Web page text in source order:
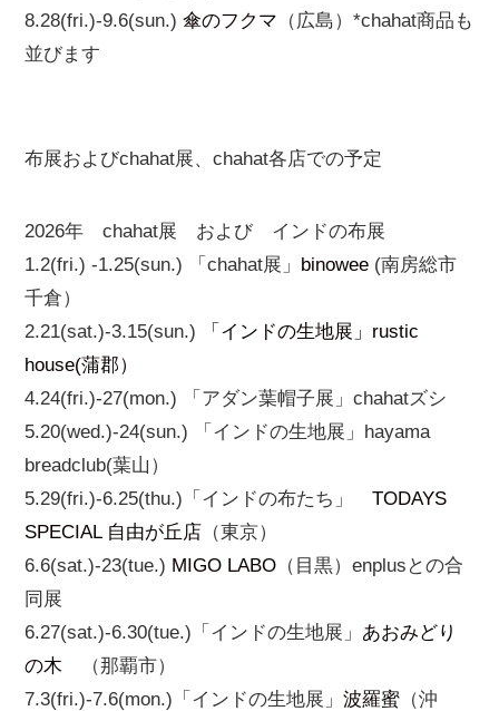
8.28(fri.)-9.6(sun.)傘のフクマ （広島）*chahat商品も
並びます
布展およびchahat展、chahat各店での予定
2026年 chahat展 および インドの布展
1.2(fri.) -1.25(sun.) 「chahat展」 binowee (南房総市
千倉）
2.21(sat.)-3.15(sun.) 「インドの生地展」rustic
house(蒲郡）
4.24(fri.)-27(mon.) 「アダン葉帽子展」chahatズシ
5.20(wed.)-24(sun.) 「インドの生地展」hayama
breadclub(葉山）
5.29(fri.)-6.25(thu.)「インドの布たち」TODAYS
SPECIAL 自由が丘店 （東京）
6.6(sat.)-23(tue.) MIGO LABO （目黒）enplusとの合
同展
6.27(sat.)-6.30(tue.)「インドの生地展」 あおみどり
の木 （那覇市）
7.3(fri.)-7.6(mon.)「インドの生地展」波羅蜜 （沖